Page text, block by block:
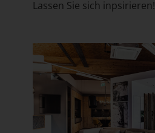
Lassen Sie sich inpsirieren!